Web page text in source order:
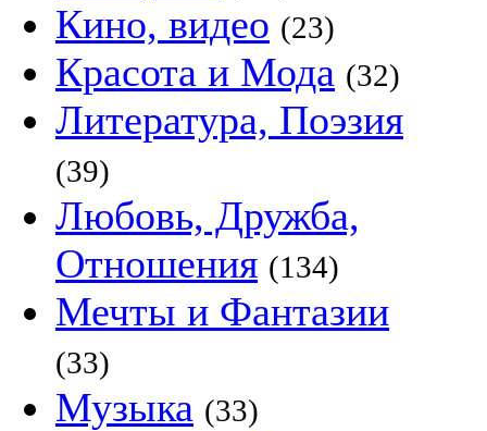
Кино, видео (23)
Красота и Мода (32)
Литература, Поэзия
(39)
Любовь, Дружба,
Отношения (134)
Мечты и Фантазии
(33)
Музыка (33)